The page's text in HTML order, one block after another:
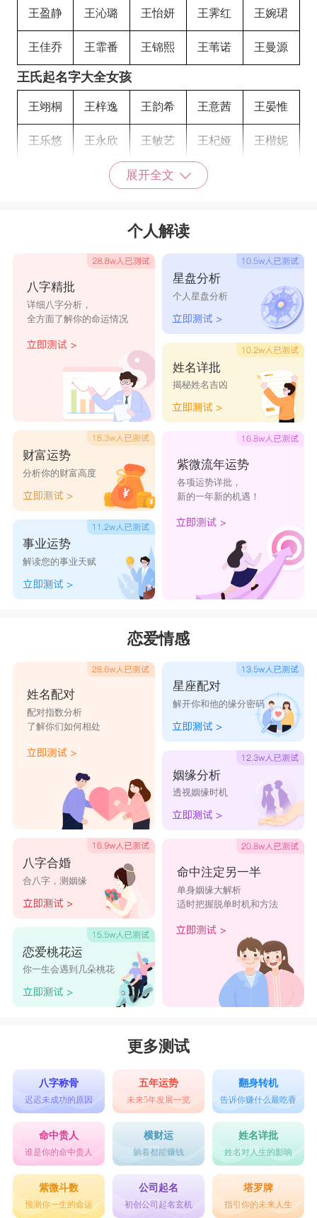
王盈静 王沁璐 王怡妍 王霁红 王婉珺
王佳乔 王霏番 王锦熙 王苇诺 王曼源
王氏起名字大全女孩
王翊桐 王梓逸 王韵希 王意茜 王晏惟
王乐悠 王永欣 王敏艺 王杞娅 王楷妮
王显至 王守攀 王汇澜
王聪卉
王永怡 王雯珊
王禹彤 王锦清 王蓓婷
王玲凌 王文韦 王翔元 王熙玟
王冷燕 王妮雅 王茂晶
展开全文
个人解读
八字精批
详细八字分析，
全方面了解你的命运情况
财富运势
分析你的财富高度
事业运势
解读您的事业天赋
星盘分析
个人星盘分析
姓名详批
揭秘姓名吉凶
紫微流年运势
各项运势详批，
新的一年新的机遇！
恋爱情感
姓名配对
配对指数分析
了解你们如何相处
八字合婚
合八字，测姻缘
恋爱桃花运
你一生会遇到几朵桃花
星座配对
解开你和他的缘分密码
姻缘分析
透视姻缘时机
命中注定另一半
单身姻缘大解析
适时把握脱单时机和方法
更多测试
八字称骨
迟迟未成功的原因
五年运势
未来5年发展一览
翻身转机
告诉你赚什么最吃香
命中贵人
谁是你的命中贵人
横财运
躺着都能赚钱
姓名详批
姓名对人生的影响
紫微斗数
预测你一生的命运
公司起名
初创公司起名玄机
塔罗牌
指引你的未来人生